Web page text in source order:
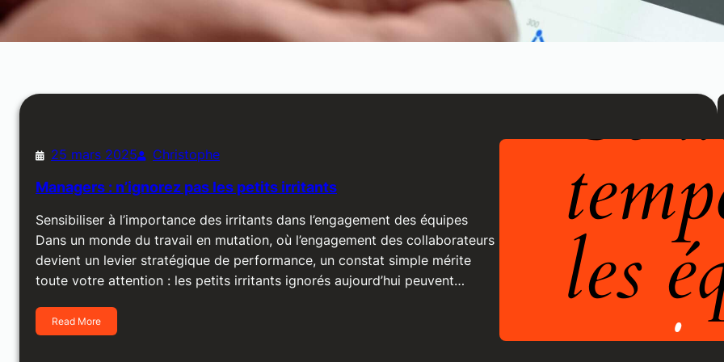
25 mars 2025 Christophe
Managers : n’ignorez pas les petits irritants
Sensibiliser à l’importance des irritants dans l’engagement des équipes
Dans un monde du travail en mutation, où l’engagement des collaborateurs
devient un levier stratégique de performance, un constat simple mérite
toute votre attention : les petits irritants ignorés aujourd’hui peuvent…
Read More